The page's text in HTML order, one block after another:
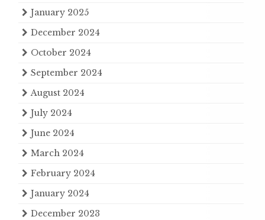
January 2025
December 2024
October 2024
September 2024
August 2024
July 2024
June 2024
March 2024
February 2024
January 2024
December 2023